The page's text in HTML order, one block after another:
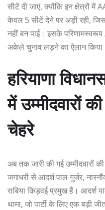
सीटें दी जाएं, क्योंकि इन क्षेत्रों में
केवल 5 सीटें देने पर अड़ी रही,
नहीं बन पाई। इसके परिणामस्वरूप
अकेले चुनाव लड़ने का ऐलान
हरियाणा
में उम्मीदवारों
चेहरे
अब तक जारी की गई उम्मीदवारों
जगाधरी से आदर्श पाल गुर्जर,
राबिया किड़वई प्रमुख हैं। आदर्श
थामा, जो पार्टी के लिए एक बड़ी